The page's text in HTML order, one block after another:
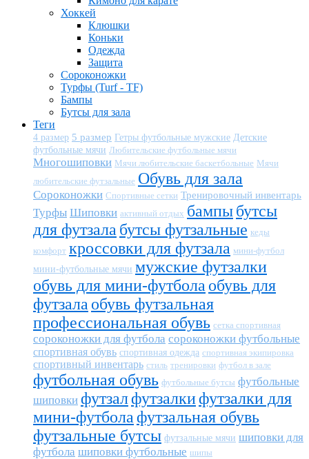
Хоккей
Клюшки
Коньки
Одежда
Защита
Сороконожки
Турфы (Turf - TF)
Бампы
Бутсы для зала
Теги
4 размер 5 размер Гетры футбольные мужские Детские
футбольные мячи Любительские футбольные мячи
Многошиповки Мячи любительские баскетбольные Мячи
любительские футзальные Обувь для зала
Сороконожки Спортивные сетки Тренировочный инвентарь
Турфы Шиповки активный отдых бампыбутсы
для футзала бутсы футзальные кеды
комфорт кроссовки для футзала мини-футбол
мини-футбольные мячи мужские футзалки
обувь для мини-футбола обувь для
футзала обувь футзальная
профессиональная обувь сетка спортивная
сороконожки для футбола сороконожки футбольные
спортивная обувь спортивная одежда спортивная экипировка
спортивный инвентарь стиль тренировки футбол в зале
футбольная обувь футбольные бутсы футбольные
шиповки футзалфутзалкифутзалки для
мини-футбола футзальная обувь
футзальные бутсы футзальные мячи шиповки для
футбола шиповки футбольные шипы